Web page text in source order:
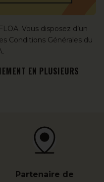
Vous disposez d’un
Conditions Générales du
EN PLUSIEURS
Partenaire de